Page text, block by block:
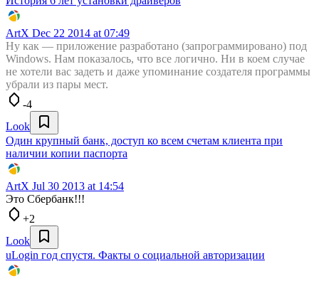
ArtX Dec 22 2014 at 07:49
Ну как — приложение разработано (запрограммировано) под
Windows. Нам показалось, что все логично. Ни в коем случае
не хотели вас задеть и даже упоминание создателя программы
убрали из пары мест.
-4
Look
Один крупный банк, доступ ко всем счетам клиента при
наличии копии паспорта
ArtX Jul 30 2013 at 14:54
Это Сбербанк!!!
+2
Look
uLogin год спустя. Факты о социальной авторизации